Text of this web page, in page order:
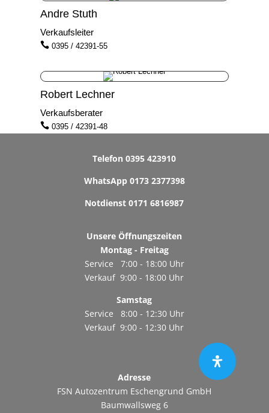
Andre Stuth
Verkaufsleiter
 0395 / 42391-55
Robert Lechner
Verkaufsberater
 0395 / 42391-48
Telefon0395 423910
WhatsApp 0173 2377398
Notdienst0171 6816987
Unsere Öffnungszeiten
Montag - Freitag
Service 7:00 - 18:00 Uhr
Verkauf 9:00 - 18:00 Uhr
Samstag
Service 8:00 - 12:30 Uhr
Verkauf 9:00 - 12:30 Uhr
Adresse
FSN Autozentrum Eschengrund GmbH
Baumwallsweg 6